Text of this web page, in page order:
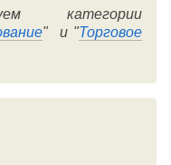
категории
" и "Торговое